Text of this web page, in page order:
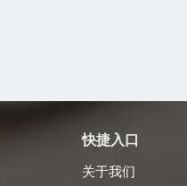
快捷入口
关于我们